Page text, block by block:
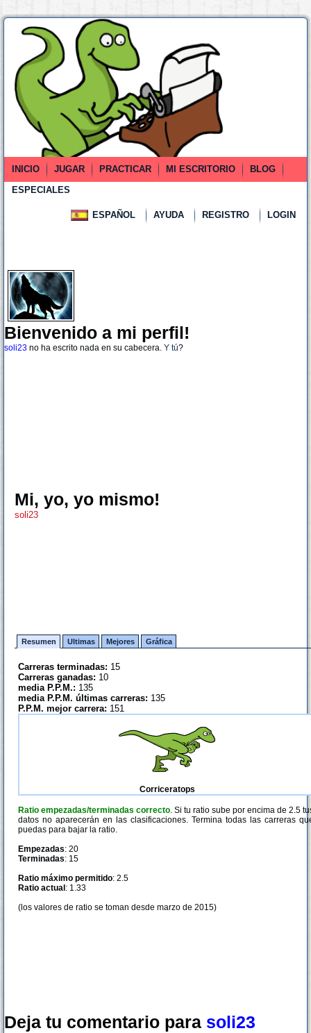
INICIO JUGAR PRACTICAR MI ESCRITORIO
BLOG
ESPECIALES
ESPAÑOL AYUDA REGISTRO LOGIN
Bienvenido a mi perfil!
soli23 no ha escrito nada en su cabecera. Y tú?
Mi, yo, yo mismo!
soli23
Resumen Ultimas Mejores Gráfica
Carreras terminadas: 15
Carreras ganadas: 10
media P.P.M.: 135
media P.P.M. últimas carreras: 135
P.P.M. mejor carrera: 151
Corriceratops
Ratio empezadas/terminadas correcto. Si tu ratio sube por encima de 2.5
datos no aparecerán en las clasificaciones. Termina todas las carreras
puedas para bajar la ratio.
Empezadas: 20
Terminadas: 15
Ratio máximo permitido: 2.5
Ratio actual : 1.33
(los valores de ratio se toman desde marzo de 2015)
Deja tu comentario para soli23